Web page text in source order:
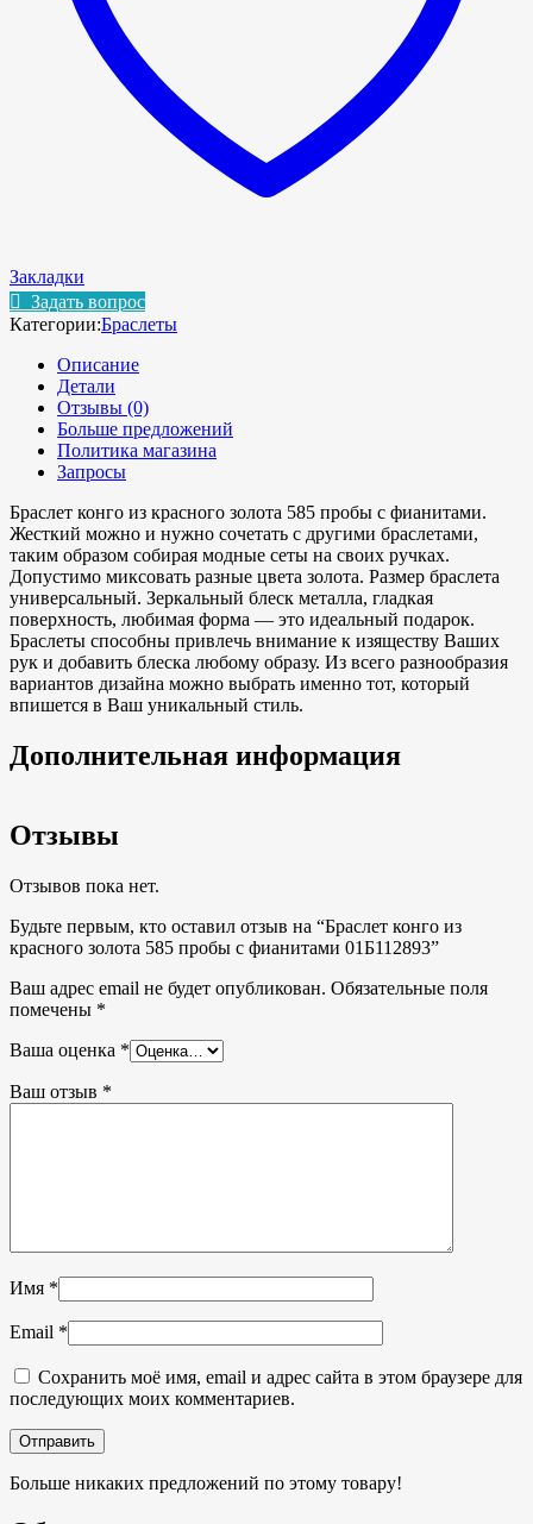
Закладки
Задать вопрос
Категории:Браслеты
Описание
Детали
Отзывы (0)
Больше предложений
Политика магазина
Запросы
Браслет конго из красного золота 585 пробы с фианитами.
Жесткий можно и нужно сочетать с другими браслетами,
таким образом собирая модные сеты на своих ручках.
Допустимо миксовать разные цвета золота. Размер браслета
универсальный. Зеркальный блеск металла, гладкая
поверхность, любимая форма — это идеальный подарок.
Браслеты способны привлечь внимание к изяществу Ваших
рук и добавить блеска любому образу. Из всего разнообразия
вариантов дизайна можно выбрать именно тот, который
впишется в Ваш уникальный стиль.
Дополнительная информация
Отзывы
Отзывов пока нет.
Будьте первым, кто оставил отзыв на “Браслет конго из
красного золота 585 пробы с фианитами 01Б112893”
Ваш адрес email не будет опубликован. Обязательные поля
помечены *
Ваша оценка *
Ваш отзыв *
Имя *
Email *
Сохранить моё имя, email и адрес сайта в этом браузере для
последующих моих комментариев.
Больше никаких предложений по этому товару!